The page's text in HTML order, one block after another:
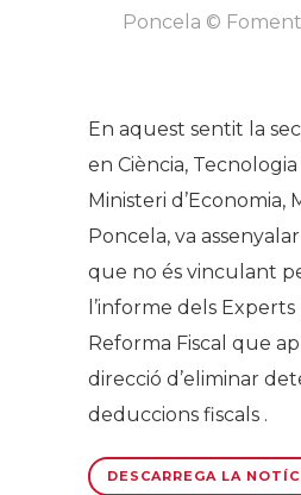
Poncela ©
En aquest sentit la
en Ciència,
Ministeri d’Economia,
Poncela, va
que no és vinculant
l’informe dels Experts
Reforma Fiscal que
direcció d’eliminar
deduccions fiscals .
DESCARREGA LA